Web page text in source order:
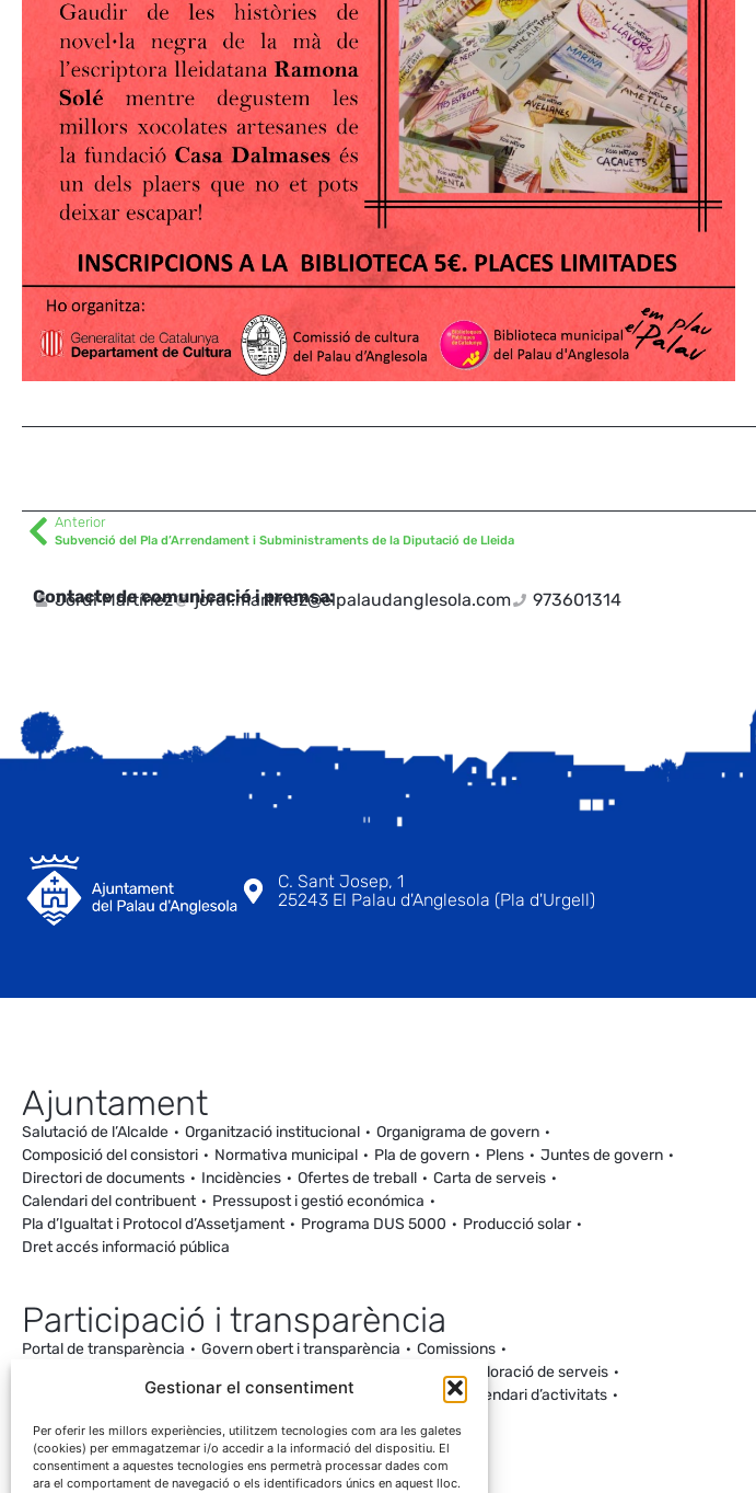
Gestionar el consentiment
Per oferir les millors experiències, utilitzem tecnologies com ara les galetes
(cookies) per emmagatzemar i/o accedir a la informació del dispositiu. El
consentiment a aquestes tecnologies ens permetrà processar dades com
ara el comportament de navegació o els identificadors únics en aquest lloc.
Anterior
Subvenció del Pla d’Arrendament i Subministraments de la Diputació de Lleida
Contacte de comunicació i premsa:
Jordi Martínez jordi.martinez@elpalaudanglesola.com 973601314
C. Sant Josep, 1
25243 El Palau d'Anglesola (Pla d'Urgell)
Ajuntament
Salutació de l’Alcalde Organització institucional
Organigrama de govern
Composició del consistori
Normativa municipal Pla de govern Plens
Juntes de govern
Directori de documents
Incidències Ofertes de treball
Carta de serveis
Calendari del contribuent
Pressupost i gestió económica
Pla d’Igualtat i Protocol d’Assetjament
Programa DUS 5000
Producció solar
Dret accés informació pública
Participació i transparència
Portal de transparència Govern obert i transparència
Comissions
Processos participatius
Valoració de serveis
Canal de denúncies Comunitat local d’energia
Calendari d’activitats